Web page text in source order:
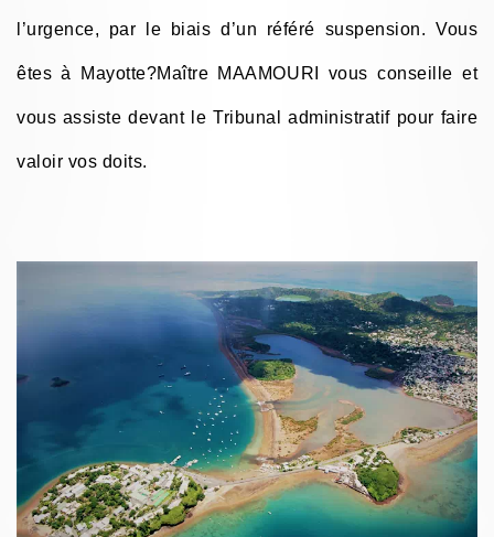
l’urgence, par le biais d’un référé suspension. Vous
êtes à Mayotte?Maître MAAMOURI vous conseille et
vous assiste devant le Tribunal administratif pour faire
valoir vos doits.